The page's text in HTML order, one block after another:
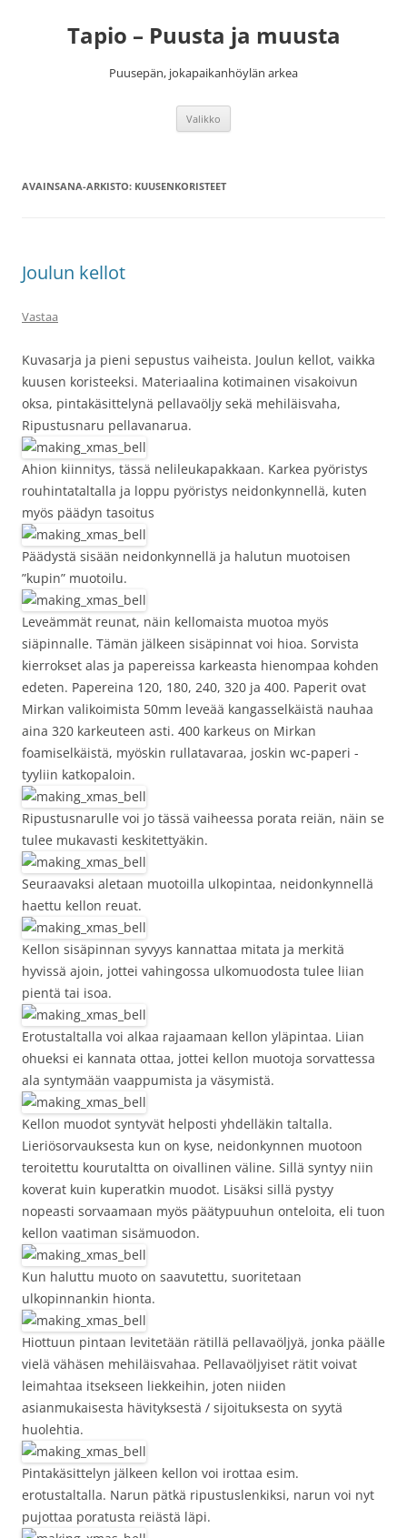
Tapio – Puusta ja muusta
Puusepän, jokapaikanhöylän arkea
Valikko
AVAINSANA-ARKISTO: KUUSENKORISTEET
Joulun kellot
Vastaa
Kuvasarja ja pieni sepustus vaiheista. Joulun kellot, vaikka
kuusen koristeeksi. Materiaalina kotimainen visakoivun
oksa, pintakäsittelynä pellavaöljy sekä mehiläisvaha,
Ripustusnaru pellavanarua.
Ahion kiinnitys, tässä nelileukapakkaan. Karkea pyöristys
rouhintataltalla ja loppu pyöristys neidonkynnellä, kuten
myös päädyn tasoitus
Päädystä sisään neidonkynnellä ja halutun muotoisen
”kupin” muotoilu.
Leveämmät reunat, näin kellomaista muotoa myös
siäpinnalle. Tämän jälkeen sisäpinnat voi hioa. Sorvista
kierrokset alas ja papereissa karkeasta hienompaa kohden
edeten. Papereina 120, 180, 240, 320 ja 400. Paperit ovat
Mirkan valikoimista 50mm leveää kangasselkäistä nauhaa
aina 320 karkeuteen asti. 400 karkeus on Mirkan
foamiselkäistä, myöskin rullatavaraa, joskin wc-paperi -
tyyliin katkopaloin.
Ripustusnarulle voi jo tässä vaiheessa porata reiän, näin se
tulee mukavasti keskitettyäkin.
Seuraavaksi aletaan muotoilla ulkopintaa, neidonkynnellä
haettu kellon reuat.
Kellon sisäpinnan syvyys kannattaa mitata ja merkitä
hyvissä ajoin, jottei vahingossa ulkomuodosta tulee liian
pientä tai isoa.
Erotustaltalla voi alkaa rajaamaan kellon yläpintaa. Liian
ohueksi ei kannata ottaa, jottei kellon muotoja sorvattessa
ala syntymään vaappumista ja väsymistä.
Kellon muodot syntyvät helposti yhdelläkin taltalla.
Lieriösorvauksesta kun on kyse, neidonkynnen muotoon
teroitettu kourutaltta on oivallinen väline. Sillä syntyy niin
koverat kuin kuperatkin muodot. Lisäksi sillä pystyy
nopeasti sorvaamaan myös päätypuuhun onteloita, eli tuon
kellon vaatiman sisämuodon.
Kun haluttu muoto on saavutettu, suoritetaan
ulkopinnankin hionta.
Hiottuun pintaan levitetään rätillä pellavaöljyä, jonka päälle
vielä vähäsen mehiläisvahaa. Pellavaöljyiset rätit voivat
leimahtaa itsekseen liekkeihin, joten niiden
asianmukaisesta hävityksestä / sijoituksesta on syytä
huolehtia.
Pintakäsittelyn jälkeen kellon voi irottaa esim.
erotustaltalla. Narun pätkä ripustuslenkiksi, narun voi nyt
pujottaa poratusta reiästä läpi.